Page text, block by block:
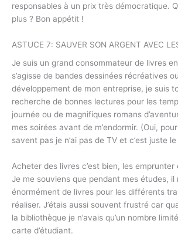
responsables à un prix très démocratique.
plus ? Bon appétit !
ASTUCE 7: SAUVER SON ARGENT AVEC
Je suis un grand consommateur de livres
s’agisse de bandes dessinées récréatives
développement de mon entreprise, je suis
recherche de bonnes lectures pour les
journée ou de magnifiques romans
mes soirées avant de m’endormir. (Oui,
savent pas je n’ai pas de TV et c’est juste
Acheter des livres c’est bien, les emprunter
Je me souviens que pendant mes études, il
énormément de livres pour les différents
réaliser. J’étais aussi souvent frustré car
la bibliothèque je n’avais qu’un nombre
carte d’étudiant.